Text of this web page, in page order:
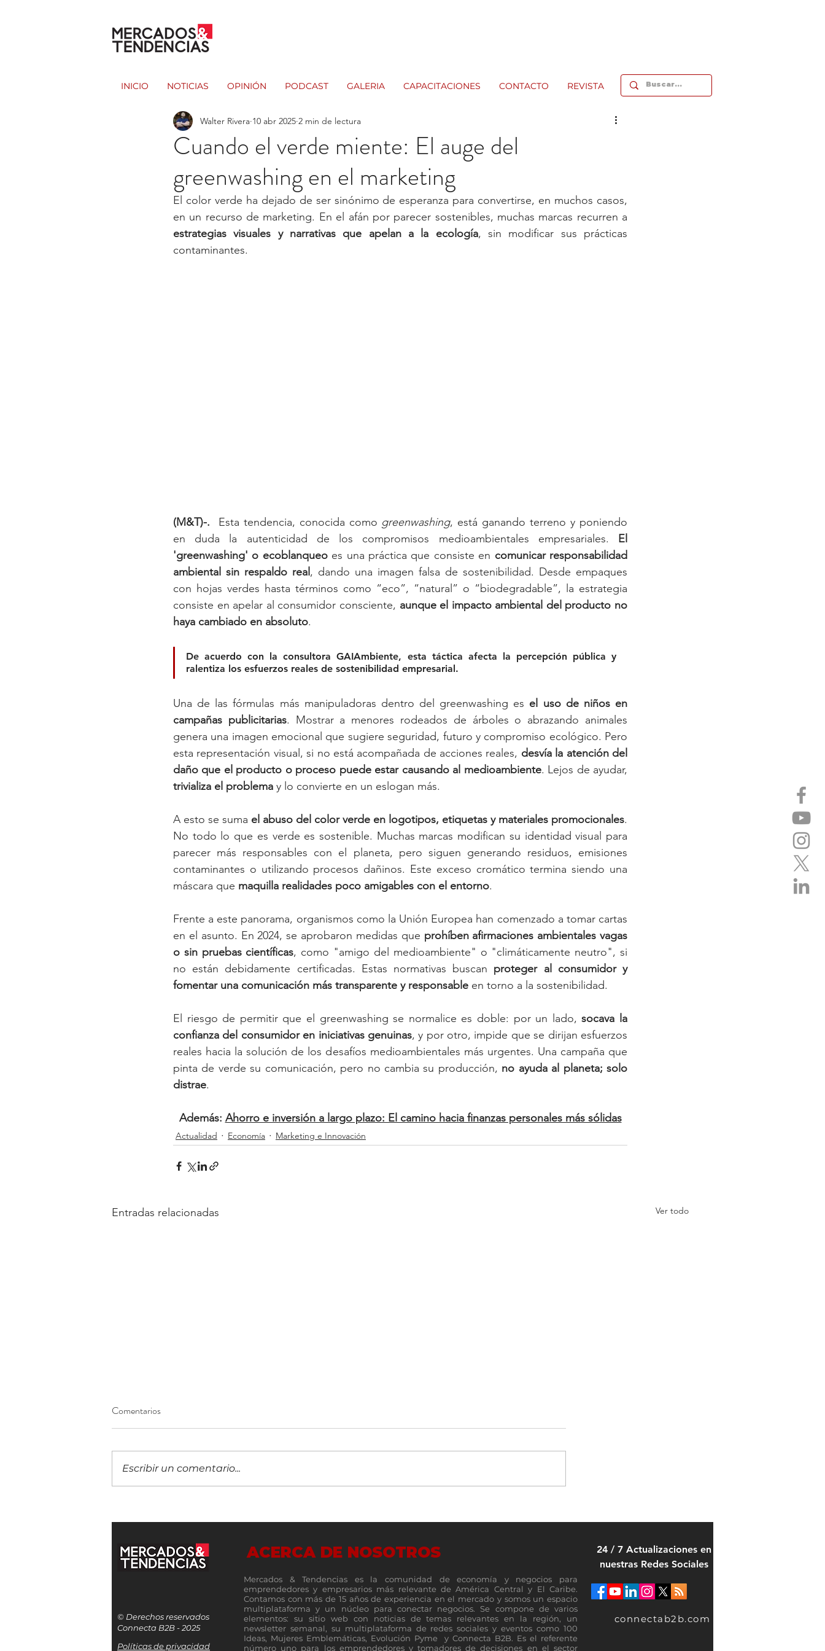
INICIO NOTICIAS OPINIÓN PODCAST GALERIA CAPACITACIONES CONTACTO REVISTA
Cuando el verde miente: El auge del
greenwashing en el marketing
Walter Rivera 10 abr 2025 2 min de lectura
El color verde ha dejado de ser sinónimo de esperanza para convertirse, en muchos casos,
estrategias visuales y narrativas que apelan a la ecología, sin modificar sus prácticas
contaminantes.
(M&T)-. Esta tendencia, conocida como greenwashing, está ganando terreno y poniendo
en duda la autenticidad de los compromisos medioambientales empresariales. El
'greenwashing' o ecoblanqueo es una práctica que consiste en comunicar responsabilidad
ambiental sin respaldo real , dando una imagen falsa de sostenibilidad. Desde empaques
con hojas verdes hasta términos como “eco”, “natural” o “biodegradable”, la estrategia
consiste en apelar al consumidor consciente, aunque el impacto ambiental del producto no
haya cambiado en absoluto.
ralentiza los esfuerzos reales de sostenibilidad empresarial .
Una de las fórmulas más manipuladoras dentro del greenwashing es el uso de niños en
campañas publicitarias. Mostrar a menores rodeados de árboles o abrazando animales
genera una imagen emocional que sugiere seguridad, futuro y compromiso ecológico. Pero
esta representación visual, si no está acompañada de acciones reales, desvía la atención del
daño que el producto o proceso puede estar causando al medioambiente
trivializa el problema y lo convierte en un eslogan más.
A esto se suma el abuso del color verde en logotipos, etiquetas y materiales promocionales.
No todo lo que es verde es sostenible. Muchas marcas modifican su identidad visual para
parecer más responsables con el planeta, pero siguen generando residuos, emisiones
contaminantes o utilizando procesos dañinos. Este exceso cromático termina siendo una
máscara que maquilla realidades poco amigables con el entorno.
Frente a este panorama, organismos como la Unión Europea han comenzado a tomar cartas
en el asunto. En 2024, se aprobaron medidas que prohíben afirmaciones ambientales vagas
o sin pruebas científicas, como "amigo del medioambiente" o "climáticamente neutro", si
no están debidamente certificadas. Estas normativas buscan proteger al consumidor y
fomentar una comunicación más transparente y responsable en torno a la sostenibilidad.
El riesgo de permitir que el greenwashing se normalice es doble: por un lado, socava la
confianza del consumidor en iniciativas genuinas, y por otro, impide que se dirijan esfuerzos
reales hacia la solución de los desafíos medioambientales más urgentes. Una campaña que
pinta de verde su comunicación, pero no cambia su producción, no ayuda al planeta; solo
distrae.
Además: Ahorro e inversión a largo plazo: El camino hacia finanzas personales más sólidas
Actualidad Economía Marketing e Innovación
Entradas relacionadas Ver todo
financiero! Llega a Guatemala la
IX edición del 5B Digital Summit
familia de plegables Galaxy Z
MSP 501 de la industria de
Comentarios
Escribir un comentario...
© Derechos reservados
Connecta B2B - 2025
Políticas de privacidad
ACERCA DE NOSOTROS
Mercados & Tendencias es la comunidad de economía y negocios para
emprendedores y empresarios más relevante de América Central y El Caribe.
Contamos con más de 15 años de experiencia en el mercado y somos un espacio
multiplataforma y un núcleo para conectar negocios. Se compone de varios
elementos: su sitio web con noticias de temas relevantes en la región, un
newsletter semanal, su multiplataforma de redes sociales y eventos como 100
Ideas, Mujeres Emblemáticas, Evolución Pyme y Connecta B2B. Es el referente
número uno para los emprendedores y tomadores de decisiones en el sector
24 / 7 Actualizaciones en
nuestras Redes Sociales
connectab2b.com